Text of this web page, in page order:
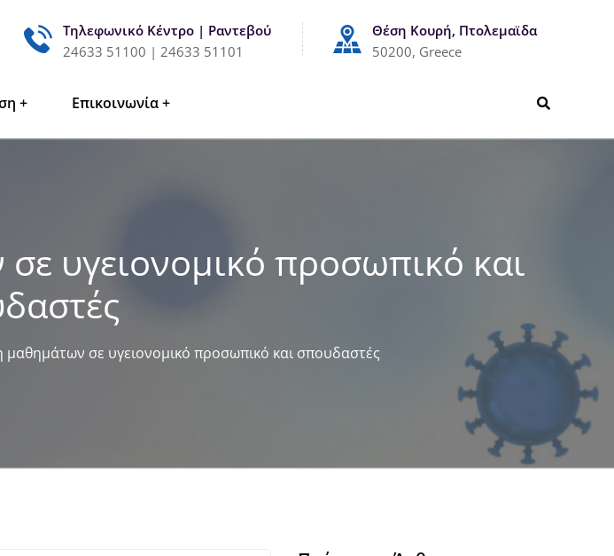
Τηλεφωνικό Κέντρο | Ραντεβού
24633 51100 | 24633 51101
Θέση Κουρή, Πτολεμαϊδα
50200, Greece
Επικοινωνία
υγειονομικό προσωπικό και
σε υγειονομικό προσωπικό και σπουδαστές